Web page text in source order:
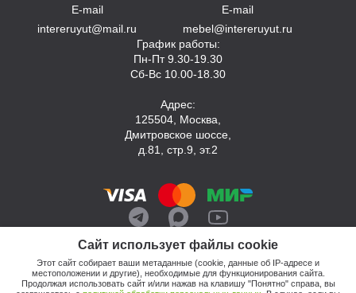
Сайт использует файлы cookie
Этот сайт собирает ваши метаданные (cookie, данные об IP-адресе и
местоположении и другие), необходимые для функционирования сайта.
Продолжая использовать сайт и/или нажав на клавишу "Понятно" справа, вы
E-mail
intereruyut@mail.ru
E-mail
mebel@intereruyut.ru
График работы:
Пн-Пт 9.30-19.30
Сб-Вс 10.00-18.30
Адрес:
125504, Москва,
Дмитровское шоссе,
д.81, стр.9, эт.2